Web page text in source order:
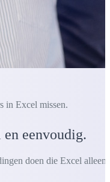
in Excel missen.
eenvoudig.
doen die Excel alleen